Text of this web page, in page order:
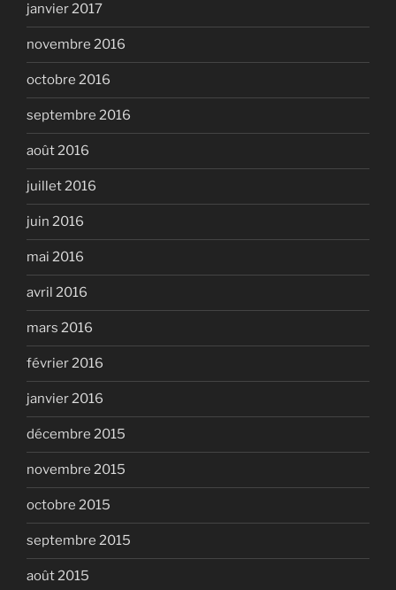
janvier 2017
novembre 2016
octobre 2016
septembre 2016
août 2016
juillet 2016
juin 2016
mai 2016
avril 2016
mars 2016
février 2016
janvier 2016
décembre 2015
novembre 2015
octobre 2015
septembre 2015
août 2015